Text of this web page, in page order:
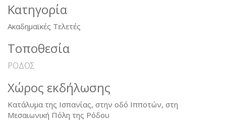
Κατηγορία
Ακαδημαϊκές Τελετές
Τοποθεσία
ΡΟΔΟΣ
Χώρος εκδήλωσης
Κατάλυμα της Ισπανίας, στην οδό Ιπποτών, στη
Μεσαιωνική Πόλη της Ρόδου